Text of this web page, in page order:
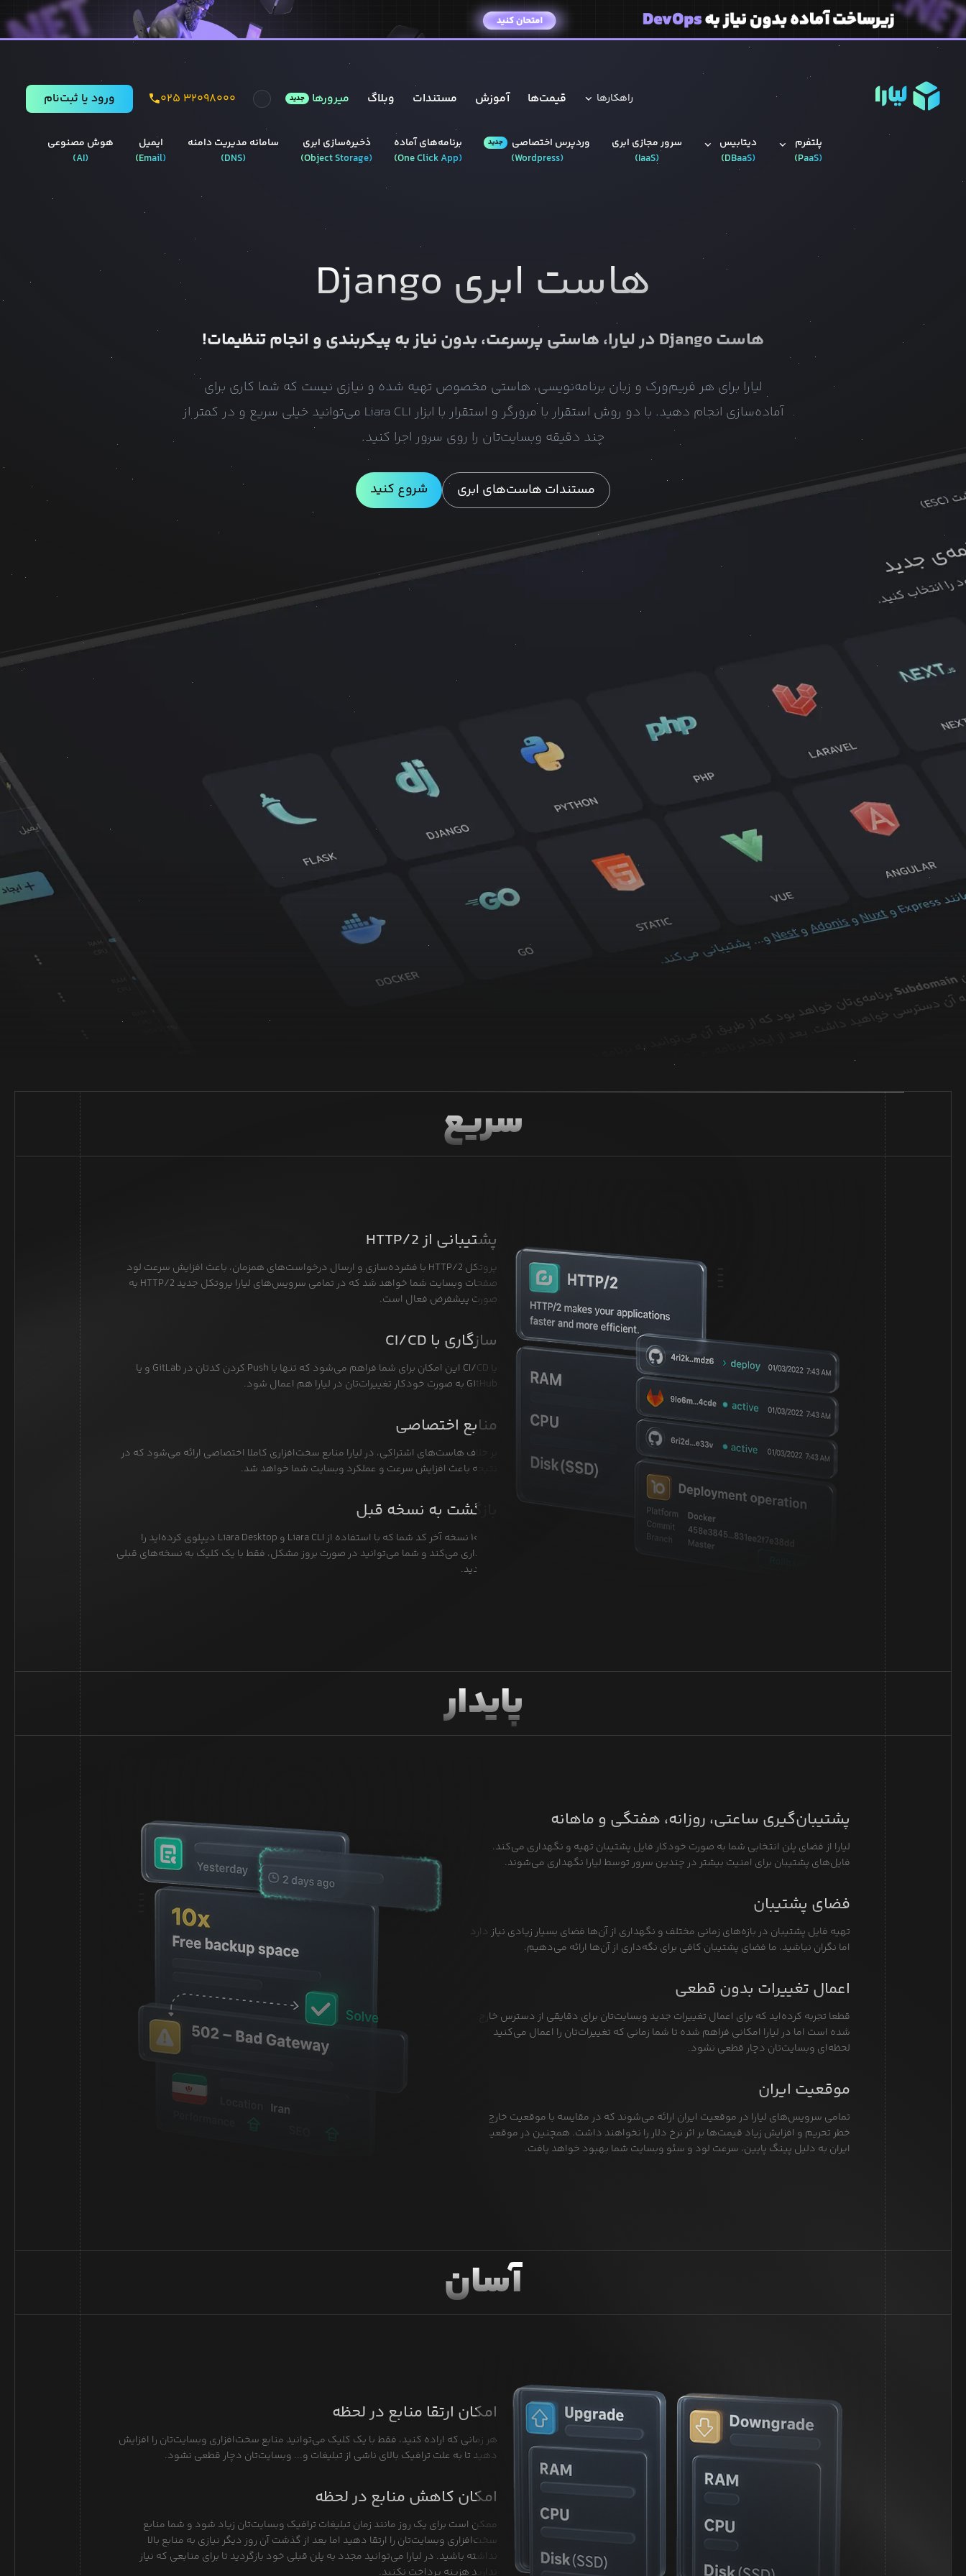
راهکار‌ها قیمت‌ها آموزش مستندات وبلاگ میرورها جدید ۰۲۵ ۳۲۰۹۸۰۰۰ ورود يا ثبت‌نام
هوش مصنوعی
(
AI
)
ایمیل
(
Email
)
سامانه مدیریت دامنه
(
DNS
)
ذخیره‌سازی ابری
(
Object Storage
)
برنامه‌های آماده
(
One Click App
)
وردپرس‌ اختصاصی جدید
(
Wordpress
)
سرور مجازی ابری
(
IaaS
)
دیتابیس‌
(
DBaaS
)
پلتفرم
(
PaaS
)
هاست ابری Django
هاستDjangoدر لیارا، هاستی پرسرعت، بدون نیاز به پیکربندی و انجام تنظیمات!
لیارا برای هر فریم‌ورک و زبان برنامه‌نویسی، هاستی مخصوص تهیه شده و نیازی نیست که شما کاری برای
آماده‌سازی انجام دهید. با دو روش استقرار با مرورگر و استقرار با ابزار Liara CLI می‌توانید خیلی سریع و در کمتر از
چند دقیقه وبسایت‌تان را روی سرور اجرا کنید.
مستندات هاست‌های ابری شروع کنید
سریع
پشتیبانی از HTTP/2
پروتکل HTTP/2 با فشرده‌سازی و ارسال درخواست‌های همزمان، باعث افزایش سرعت لود
صفحات وبسایت شما خواهد شد که در تمامی سرویس‌های لیارا پروتکل جدید HTTP/2 به
صورت پیشفرض فعال است.
سازگاری با CI/CD
با CI/CD این امکان برای شما فراهم می‌شود که تنها با Push کردن کدتان در GitLab و یا
GitHub به صورت خودکار تغییرات‌تان در لیارا هم اعمال شود.
منابع اختصاصی
بر خلاف هاست‌های اشتراکی، در لیارا منابع سخت‌افزاری کاملا اختصاصی ارائه می‌شود که در
نتیجه باعث افزایش سرعت و عملکرد وبسایت شما خواهد شد.
بازگشت به نسخه قبل
لیارا ۱۰ نسخه آخر کد شما که با استفاده از Liara CLI و Liara Desktop دیپلوی کرده‌اید را
نگهداری می‌کند و شما می‌توانید در صورت بروز مشکل، فقط با یک کلیک به نسخه‌های قبلی
بازگردید.
پایدار
پشتیبان‌گیری ساعتی، روزانه، هفتگی و ماهانه
لیارا از فضای پلن انتخابی شما به صورت خودکار فایل پشتیبان تهیه و نگهداری می‌کند.
فایل‌های پشتیبان برای امنیت بیشتر در چندین سرور توسط لیارا نگهداری می‌شوند.
فضای پشتیبان
تهیه فایل پشتیبان در بازه‌های زمانی مختلف و نگهداری از آن‌ها فضای بسیار زیادی نیاز دارد
اما نگران نباشید، ما فضای پشتیبان کافی برای نگه‌داری از آن‌ها ارائه می‌دهیم.
اعمال تغییرات بدون قطعی
قطعا تجربه کرده‌اید که برای اعمال تغییرات جدید وبسایت‌تان برای دقایقی از دسترس خارج
شده است اما در لیارا امکانی فراهم شده تا شما زمانی که تغییرات‌تان را اعمال می‌کنید
لحظه‌ای وبسایت‌تان دچار قطعی نشود.
موقعیت ایران
تمامی سرویس‌های لیارا در موقعیت ایران ارائه می‌شوند که در مقایسه با موقعیت خارج،
خطر تحریم و افزایش زیاد قیمت‌ها بر اثر نرخ دلار را نخواهند داشت. همچنین در موقعیت
ایران به دلیل پینگ پایین، سرعت لود و سئو وبسایت شما بهبود خواهد یافت.
آسان
امکان ارتقا منابع در لحظه
هر زمانی که اراده کنید، فقط با یک کلیک می‌توانید منابع سخت‌افزاری وبسایت‌تان را افزایش
دهید تا به علت ترافیک بالای ناشی از تبلیغات و... وبسایت‌تان دچار قطعی نشود.
امکان کاهش منابع در لحظه
ممکن است برای یک روز مانند زمان تبلیغات ترافیک وبسایت‌تان زیاد شود و شما منابع
سخت‌افزاری وبسایت‌تان را ارتقا دهید اما بعد از گذشت آن روز دیگر نیازی به منابع بالا
نداشته باشید. در لیارا می‌توانید مجدد به پلن قبلی خود بازگردید تا برای منابعی که نیاز
ندارید هزینه پرداخت نکنید.